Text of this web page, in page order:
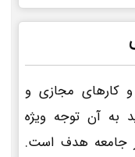
کارهای مجازی و
به آن توجه ویژه
جامعه هدف است.